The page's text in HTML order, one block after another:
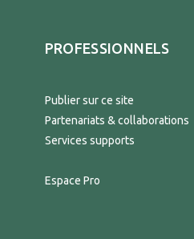
PROFESSIONNELS
Publier sur ce site
Partenariats & collaborations
Services supports
Espace Pro